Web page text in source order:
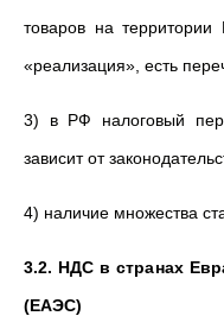
товаров на
«реализация», есть
3) в РФ налоговый
зависит от
4) наличие множества
3.2. НДС в странах
(ЕАЭС)